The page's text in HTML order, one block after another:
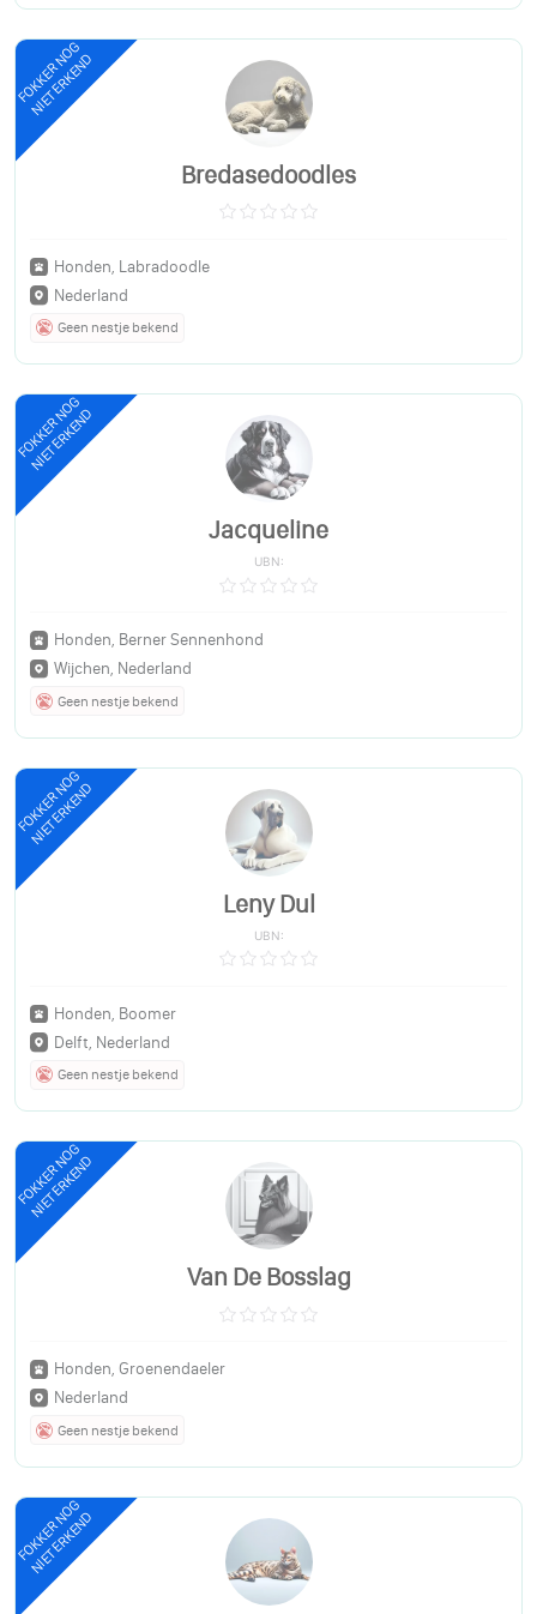
FOKKER NOG
NIET ERKEND
Bredasedoodles
Honden, Labradoodle
Nederland
Geen nestje bekend
FOKKER NOG
NIET ERKEND
Jacqueline
UBN:
Honden, Berner Sennenhond
Wijchen, Nederland
Geen nestje bekend
FOKKER NOG
NIET ERKEND
Leny Dul
UBN:
Honden, Boomer
Delft, Nederland
Geen nestje bekend
FOKKER NOG
NIET ERKEND
Van De Bosslag
Honden, Groenendaeler
Nederland
Geen nestje bekend
FOKKER NOG
NIET ERKEND